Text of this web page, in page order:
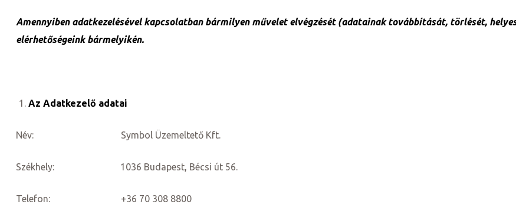
Amennyiben adatkezelésével kapcsolatban bármilyen művelet elvégzését (adatainak továbbítását, törlését,
elérhetőségeink bármelyikén.
Az Adatkezelő adatai
Név: Symbol Üzemeltető Kft.
Székhely: 1036 Budapest, Bécsi út 56.
Telefon: +36 70 308 8800